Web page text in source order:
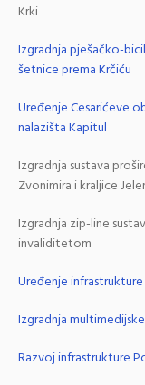
Krki
Izgradnja pješačko-
šetnice prema Krčiću
Uređenje Cesarićeve
nalazišta Kapitul
Izgradnja sustava
Zvonimira i kraljice
Izgradnja zip-line
invaliditetom
Uređenje
Izgradnja
Razvoj infrastrukture